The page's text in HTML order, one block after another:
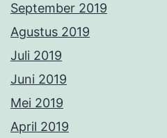
September 2019
Agustus 2019
Juli 2019
Juni 2019
Mei 2019
April 2019